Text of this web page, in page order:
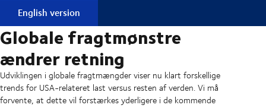
English version
Globale fragtmønstre
ændrer retning
Udviklingen i globale fragtmængder viser nu klart forskellige
trends for USA-relateret last versus resten af verden. Vi må
forvente, at dette vil forstærkes yderligere i de kommende